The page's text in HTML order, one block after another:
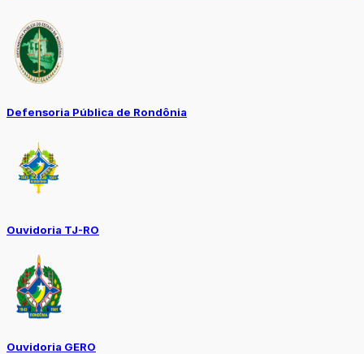
Defensoria Pública de Rondônia
Ouvidoria TJ-RO
Ouvidoria GERO